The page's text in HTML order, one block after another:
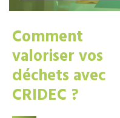
Comment
valoriser vos
déchets avec
CRIDEC ?